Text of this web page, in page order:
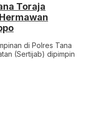
Toraja
di Polres Tana
(Sertijab) dipimpin